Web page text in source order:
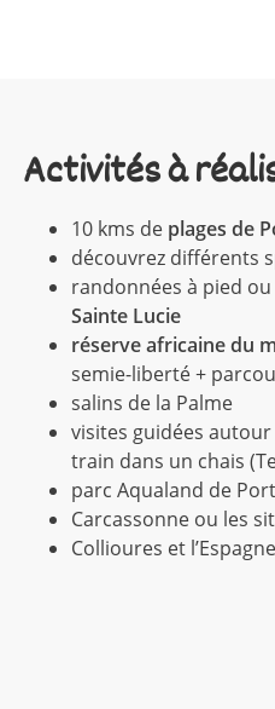
Activités à
10 kms de plages de
découvrez différents
randonnées à pied
Sainte Lucie
réserve africaine du
semie-liberté +
salins de la Palme
visites guidées autour
train dans un chais
parc Aqualand de
Carcassonne ou les
Collioures et